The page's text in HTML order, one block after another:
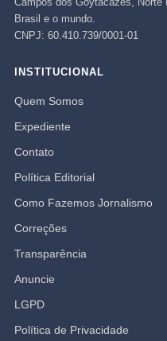
Brasil e o mundo.
CNPJ: 60.410.739/0001-01
INSTITUCIONAL
Quem Somos
Expediente
Contato
Política Editorial
Como Fazemos Jornalismo
Correções
Transparência
Anuncie
LGPD
Política de Privacidade